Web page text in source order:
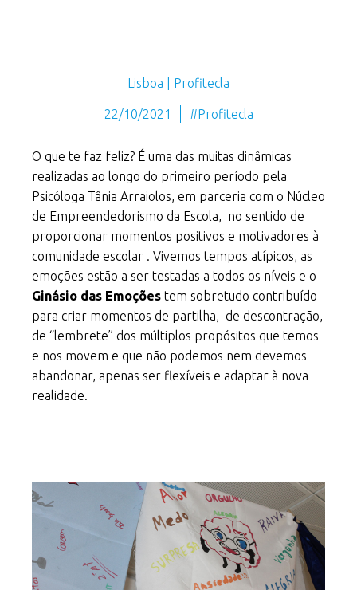
Lisboa | Profitecla
22/10/2021 #Profitecla
O que te faz feliz? É uma das muitas dinâmicas
realizadas ao longo do primeiro período pela
Psicóloga Tânia Arraiolos, em parceria com o Núcleo
de Empreendedorismo da Escola, no sentido de
proporcionar momentos positivos e motivadores à
comunidade escolar . Vivemos tempos atípicos, as
emoções estão a ser testadas a todos os níveis e o
Ginásio das Emoções tem sobretudo contribuído
para criar momentos de partilha, de descontração,
de “lembrete” dos múltiplos propósitos que temos
e nos movem e que não podemos nem devemos
abandonar, apenas ser flexíveis e adaptar à nova
realidade.